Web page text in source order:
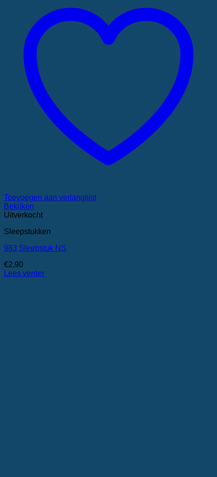
Toevoegen aan verlanglijst
Bekijken
Uitverkocht
Sleepstukken
983 Sleepstuk NS
€2,90
Lees verder